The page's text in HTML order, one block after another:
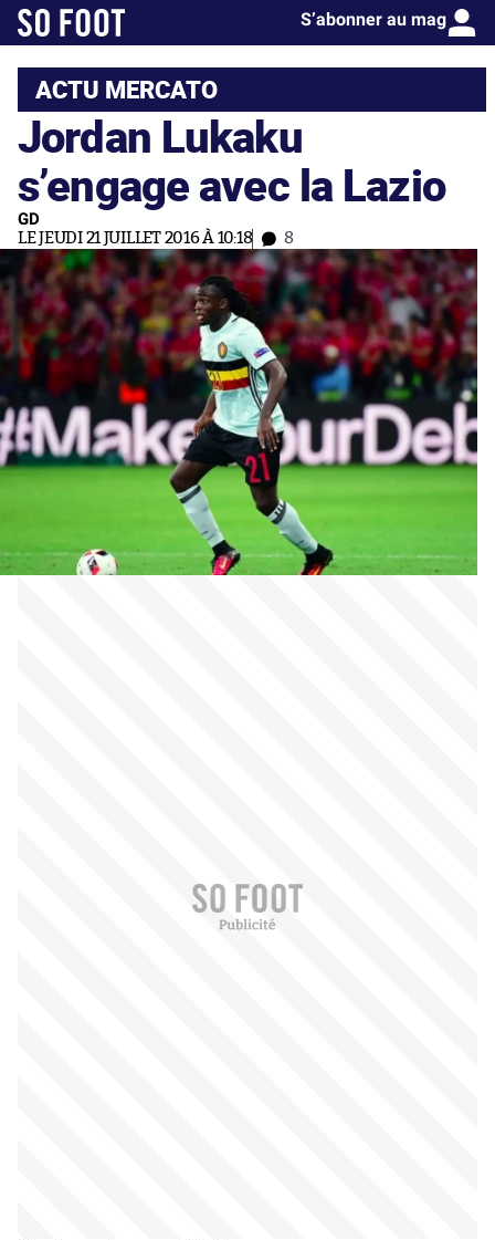
S’abonner au mag
ACTU MERCATO
Jordan Lukaku
s’engage avec la Lazio
GD
LE JEUDI 21 JUILLET 2016 À 10:18 8